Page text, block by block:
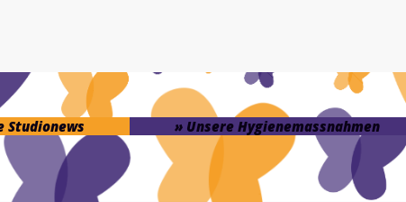
Studionews » Unsere Hygienemassnahmen